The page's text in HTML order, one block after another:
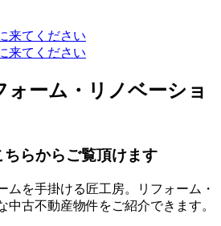
ちらからご覧頂けます
ムを手掛ける匠工房。リフォーム・
中古不動産物件をご紹介できます。